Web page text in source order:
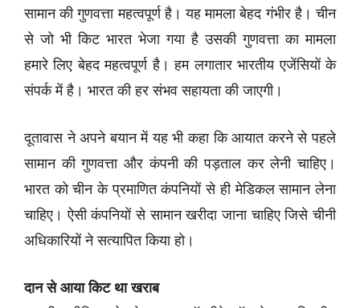
सामान की गुणवत्ता महत्वपूर्ण है। यह मामला बेहद गंभीर है। चीन
से जो भी किट भारत भेजा गया है उसकी गुणवत्ता का मामला
हमारे लिए बेहद महत्वपूर्ण है। हम लगातार भारतीय एजेंसियों के
संपर्क में है। भारत की हर संभव सहायता की जाएगी।
दूतावास ने अपने बयान में यह भी कहा कि आयात करने से पहले
सामान की गुणवत्ता और कंपनी की पड़ताल कर लेनी चाहिए।
भारत को चीन के प्रमाणित कंपनियों से ही मेडिकल सामान लेना
चाहिए। ऐसी कंपनियों से सामान खरीदा जाना चाहिए जिसे चीनी
अधिकारियों ने सत्यापित किया हो।
दान से आया किट था खराब